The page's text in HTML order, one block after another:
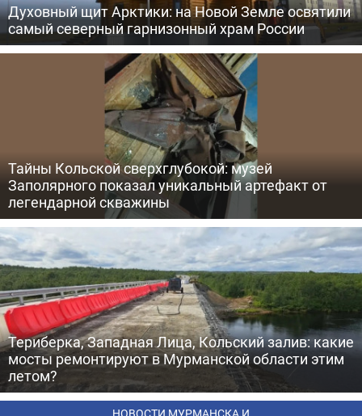
Духовный щит Арктики: на Новой Земле освятили
самый северный гарнизонный храм России
Тайны Кольской сверхглубокой: музей
Заполярного показал уникальный артефакт от
легендарной скважины
Териберка, Западная Лица, Кольский залив: какие
мосты ремонтируют в Мурманской области этим
летом?